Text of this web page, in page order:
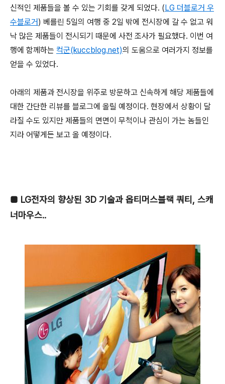
신적인 제품들을 볼 수 있는 기회를 갖게 되었다. (LG 더블로거 우
수블로거) 베를린 5일의 여행 중 2일 밖에 전시장에 갈 수 없고 워
낙 많은 제품들이 전시되기 때문에 사전 조사가 필요했다. 이번 여
행에 함께하는 컥군(kuccblog.net)의 도움으로 여러가지 정보를
얻을 수 있었다.
아래의 제품과 전시장을 위주로 방문하고 신속하게 해당 제품들에
대한 간단한 리뷰를 블로그에 올릴 예정이다. 현장에서 상황이 달
라질 수도 있지만 제품들의 면면이 무척이나 관심이 가는 놈들인
지라 어떻게든 보고 올 예정이다.
■ LG전자의 향상된 3D 기술과 옵티머스블랙 쿼티, 스캐
너마우스..